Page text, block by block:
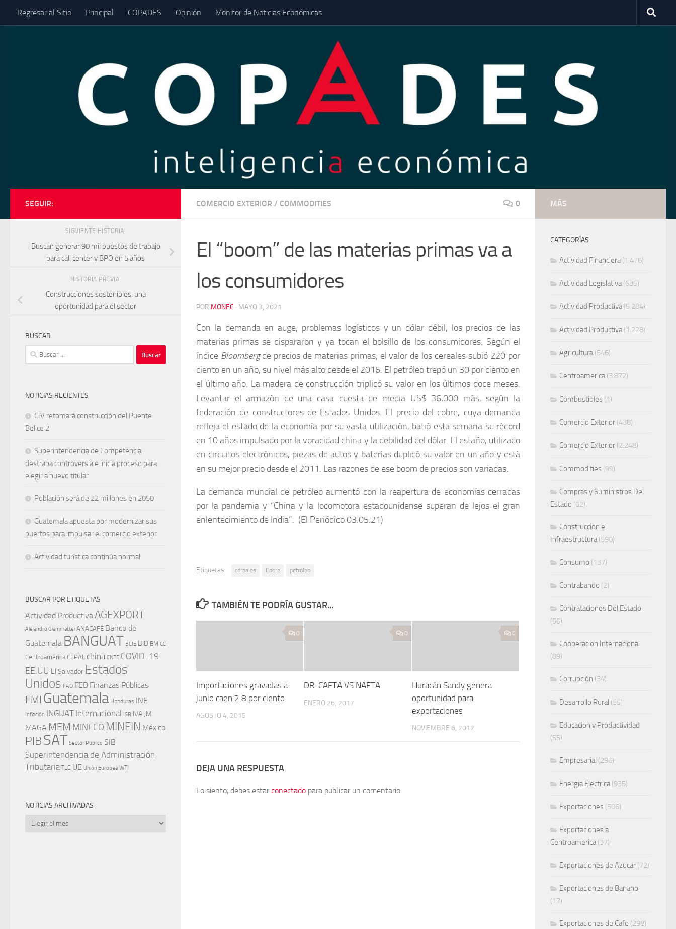
Saltar al contenido
Regresar al Sitio Principal COPADES Opinión Monitor de Noticias Económicas
COMERCIO EXTERIOR / COMMODITIES 0
El “boom” de las materias primas va a
los consumidores
POR MONEC · MAYO 3, 2021
Con la demanda en auge, problemas logísticos y un dólar débil, los precios de las
materias primas se dispararon y ya tocan el bolsillo de los consumidores. Según el
índice Bloombergde precios de materias primas, el valor de los cereales subió 220 por
ciento en un año, su nivel más alto desde el 2016. El petróleo trepó un 30 por ciento en
el último año. La madera de construcción triplicó su valor en los últimos doce meses.
Levantar el armazón de una casa cuesta de media US$ 36,000 más, según la
federación de constructores de Estados Unidos. El precio del cobre, cuya demanda
refleja el estado de la economía por su vasta utilización, batió esta semana su récord
en 10 años impulsado por la voracidad china y la debilidad del dólar. El estaño, utilizado
en circuitos electrónicos, piezas de autos y baterías duplicó su valor en un año y está
en su mejor precio desde el 2011. Las razones de ese boom de precios son variadas.
La demanda mundial de petróleo aumentó con la reapertura de economías cerradas
por la pandemia y “China y la locomotora estadounidense superan de lejos el gran
enlentecimiento de India”. (El Periódico 03.05.21)
Etiquetas: cereales Cobre petróleo
TAMBIÉN TE PODRÍA GUSTAR...
0
Importaciones gravadas a
junio caen 2.8 por ciento
AGOSTO 4, 2015
0
DR-CAFTA VS NAFTA
ENERO 26, 2017
0
Huracán Sandy genera
oportunidad para
exportaciones
NOVIEMBRE 6, 2012
DEJA UNA RESPUESTA
Lo siento, debes estarconectado para publicar un comentario.
SEGUIR:
SIGUIENTE HISTORIA
Buscan generar 90 mil puestos de trabajo
para call center y BPO en 5 años
HISTORIA PREVIA
Construcciones sostenibles, una
oportunidad para el sector
BUSCAR
Buscar:
NOTICIAS RECIENTES
CIV retomará construcción del Puente
Belice 2
Superintendencia de Competencia
destraba controversia e inicia proceso para
elegir a nuevo titular
Población será de 22 millones en 2050
Guatemala apuesta por modernizar sus
puertos para impulsar el comercio exterior
Actividad turística continúa normal
BUSCAR POR ETIQUETAS
Actividad ProductivaAGEXPORT
Alejandro Giammattei ANACAFÉ Banco de
Guatemala BANGUAT BCIE BID BM CC
Centroamérica CEPAL china CNEE COVID-19
EE.UU El Salvador Estados
Unidos FAO FED Finanzas Públicas
FMI Guatemala Honduras INE
Inflación INGUAT Internacional ISR IVA JM
MAGA MEM MINECO MINFIN México
PIBSAT Sector Público SIB
Superintendencia de Administración
Tributaria TLC UE Unión Europea WTI
NOTICIAS ARCHIVADAS
Noticias
MÁS
CATEGORÍAS
Actividad Financiera(1.476)
Actividad Legislativa(635)
Actividad Productiva(5.284)
Actividad Productiva(1.228)
Agricultura(546)
Centroamerica(3.872)
Combustibles (1)
Comercio Exterior (438)
Comercio Exterior (2.248)
Commodities (99)
Compras y Suministros Del
Estado (62)
Construccion e
Infraestructura(590)
Consumo (137)
Contrabando (2)
Contrataciones Del Estado
(56)
Cooperacion Internacional
(89)
Corrupción (34)
Desarrollo Rural (55)
Educacion y Productividad
(55)
Empresarial (296)
Energia Electrica(935)
Exportaciones (506)
Exportaciones a
Centroamerica(37)
Exportaciones de Azucar (72)
Exportaciones de Banano
(17)
Exportaciones de Cafe (298)